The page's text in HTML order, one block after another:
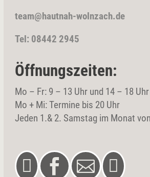
team@hautnah-wolnzach.de
Tel: 08442 2945
Öffnungszeiten:
Mo – Fr: 9 – 13 Uhr und 14 – 18 Uhr
Mo + Mi: Termine bis 20 Uhr
Jeden 1.& 2. Samstag im Monat
   